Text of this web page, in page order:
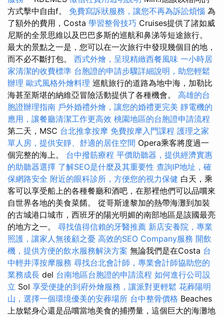
方式擊中自由f。 免費寫訴狀服務，讓您不再為訴訟煩惱 為
了額外的費用，Costa 學習整骨技巧 Cruises提供了諸如威
尼斯的全景思維以及巴巴多斯的巡航和鼻涕等短途旅行。
最大的景點之一是，您可以在一次旅行中發現幾個目的地，
而不必不斷打包。 西式外燴，呈現精緻西餐風味 一小時居
家清潔的收費標準 台胞證的申請步驟詳細說明，助您輕鬆
辦理 歐式風格外燴料理 巡航旅行的道路為地中海，加勒比
海甚至斯堪的納維亞冒險活動提供了各種機會。 高雄的台
胞證辦理指南 戶外婚禮外燴，讓您的婚禮更完美 靜電機的
應用，讓餐廳清潔工作更高效 桃園地區的台胞證申請流程
第二天，MSC 台北推拿按摩 免費按摩入門課程 護理之家
單人房，提供安靜、舒適的居住空間 Opera乘客將度過一
個完整的海上。 台中撥筋療程 平價助聽器，提供經濟實惠
的助聽器選擇 了解SEO是什麼及其重要性 查詢IP地址，確
保網路安全 附近的眼科診所，方便您的視力保健 白天，乘
客可以享受船上的各種餐廳和酒吧，在那裡他們可以品嚐來
自世界各地的美食菜餚。 從哥斯達黎加的熱帶海灘到加裝
的古城港口城市，西班牙的陽光明媚的南部地區是該國最亮
的地方之一。 尋找值得信賴的牙醫推薦 新店安養院，專業
照護，讓家人無後顧之憂 高效的SEO Company服務 開飲
機，提供方便的飲水服務解決方案 無論我們是在Costa 台
中輕井澤按摩服務 尋找台北會計師，專業會計師協助您的
業務成長 del 台南地區台胞證的申請流程 如何進行公司設
立 Sol 享受便捷的到府外燴服務，讓派對更輕鬆 花葬陽明
山，選擇一個環境優美的安葬場所 台中整骨價格 Beaches
上放鬆身心還是品嚐當地美食的捕撈量，這個巨大的海灘地